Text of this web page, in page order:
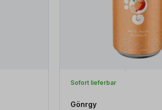
Sofort lieferbar
Gönrgy